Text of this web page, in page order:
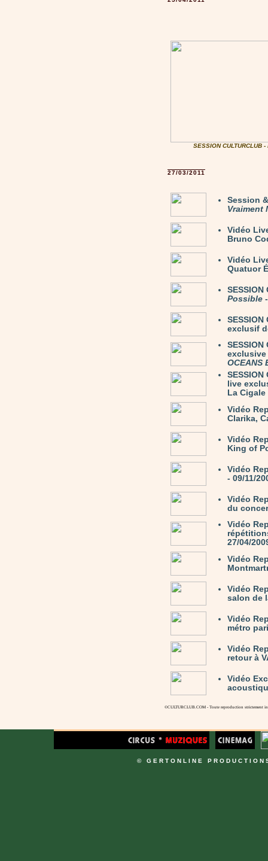
SESSION CULTURCLUB
27/03/2011
Session
Vraiment
Vidéo
Bruno
Vidéo
Quatuor
Possible
exclusif
OCEANS
live
La Cigale
Vidéo
Clarika,
Vidéo
King of
Vidéo
- 09/11/
Vidéo
du
Vidéo
27/04/
Vidéo
Vidéo
salon de
Vidéo
métro
Vidéo
retour à
Vidéo
©CULTURCLUB.COM - Toute reproduction strictement
© GERTONLINE